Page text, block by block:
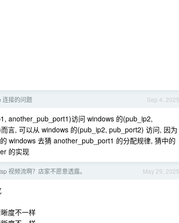
Sep 4, 2025
连接的问题
another_pub_port1)访问 windows 的(pub_ip2,
言, 可以从 windows 的(pub_ip2, pub_port2) 访问, 因为
windows 去猜 another_pub_port1 的分配规律, 猜中的
的实现
May 29, 2025
视频流啊？店家不愿意透露。
度不一样